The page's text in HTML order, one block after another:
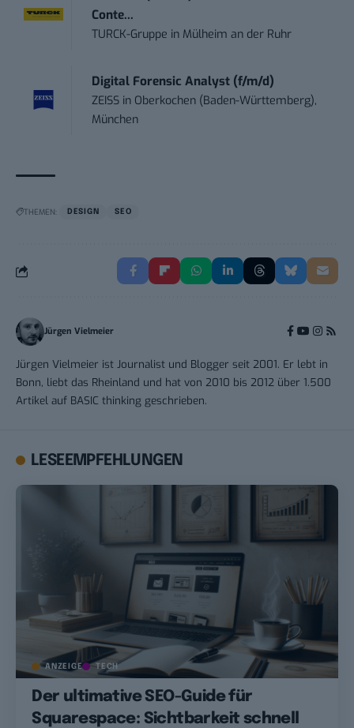
Conte...
TURCK-Gruppe in Mülheim an der Ruhr
Digital Forensic Analyst (f/m/d)
ZEISS in Oberkochen (Baden-Württemberg),
München
THEMEN: DESIGN SEO
Jürgen Vielmeier
Jürgen Vielmeier ist Journalist und Blogger seit 2001. Er lebt in
Bonn, liebt das Rheinland und hat von 2010 bis 2012 über 1.500
Artikel auf BASIC thinking geschrieben.
LESEEMPFEHLUNGEN
ANZEIGE TECH
Der ultimative SEO-Guide für
Squarespace: Sichtbarkeit schnell